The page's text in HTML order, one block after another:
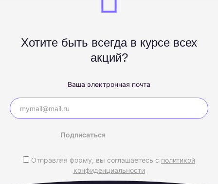
Хотите быть всегда в курсе всех
акций?
Ваша электронная почта
Подписаться
Отправляя форму, вы соглашаетесь с политикой
конфиденциальности